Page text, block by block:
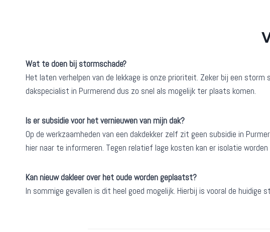
Wat te doen bij stormschade?
Het laten verhelpen van de lekkage is onze prioriteit. Zeker bij een
dakspecialist in Purmerend dus zo snel als mogelijk ter plaats komen.
Is er subsidie voor het vernieuwen van mijn dak?
Op de werkzaamheden van een dakdekker zelf zit geen subsidie in
hier naar te informeren. Tegen relatief lage kosten kan er isolatie
Kan nieuw dakleer over het oude worden geplaatst?
In sommige gevallen is dit heel goed mogelijk. Hierbij is vooral de